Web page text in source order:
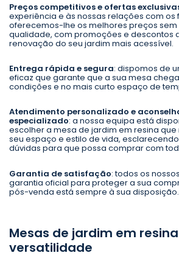
Preços competitivos e ofertas
experiência e às nossas relações com os
oferecemos-lhe os melhores preços sem
qualidade, com promoções e descontos
renovação do seu jardim mais acessível.
Entrega rápida e segura: dispomos de
eficaz que garante que a sua mesa
condições e no mais curto espaço de
Atendimento personalizado e
especializado: a nossa equipa está
escolher a mesa de jardim em resina
seu espaço e estilo de vida,
dúvidas para que possa comprar com
Garantia de satisfação: todos os
garantia oficial para proteger a sua
pós-venda está sempre à sua disposição.
Mesas de jardim em
versatilidade